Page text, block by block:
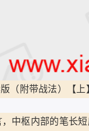
（附带战法）【上
中枢内部的笔长短